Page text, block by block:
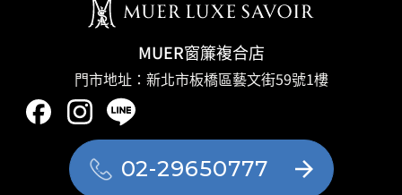
MUER窗簾複合店
門市地址：新北市板橋區藝文街59號1樓
02-29650777